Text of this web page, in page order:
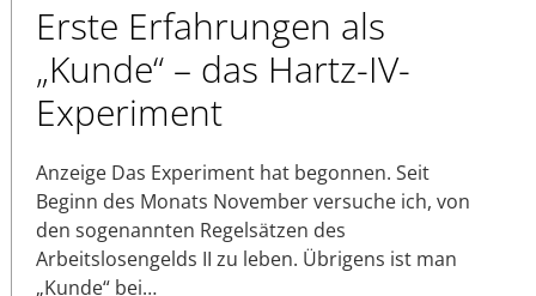
Erste Erfahrungen als
„Kunde“ – das Hartz-IV-
Experiment
Anzeige Das Experiment hat begonnen. Seit
Beginn des Monats November versuche ich, von
den sogenannten Regelsätzen des
Arbeitslosengelds II zu leben. Übrigens ist man
„Kunde“ bei…